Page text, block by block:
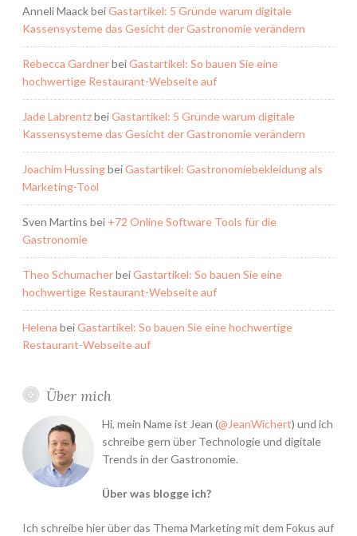
Anneli MaackbeiGastartikel: 5 Gründe warum digitale
Kassensysteme das Gesicht der Gastronomie verändern
Rebecca GardnerbeiGastartikel: So bauen Sie eine
hochwertige Restaurant-Webseite auf
Jade LabrentzbeiGastartikel: 5 Gründe warum digitale
Kassensysteme das Gesicht der Gastronomie verändern
Joachim HussingbeiGastartikel: Gastronomiebekleidung als
Marketing-Tool
Sven Martins bei +72 Online Software Tools für die
Gastronomie
Theo SchumacherbeiGastartikel: So bauen Sie eine
hochwertige Restaurant-Webseite auf
Helena beiGastartikel: So bauen Sie eine hochwertige
Restaurant-Webseite auf
Über mich
Hi, mein Name ist Jean (@JeanWichert) und ich
schreibe gern über Technologie und digitale
Trends in der Gastronomie.
Über was blogge ich?
Ich schreibe hier über das Thema Marketing mit dem Fokus auf